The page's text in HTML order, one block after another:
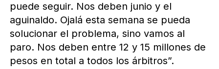
puede seguir. Nos deben junio y el
aguinaldo. Ojalá esta semana se pueda
solucionar el problema, sino vamos al
paro. Nos deben entre 12 y 15 millones de
pesos en total a todos los árbitros”.